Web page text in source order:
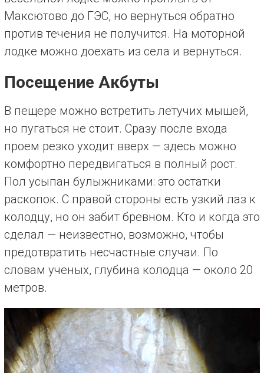
Максютово до ГЭС, но вернуться обратно
против течения не получится. На моторной
лодке можно доехать из села и вернуться.
Посещение Акбуты
В пещере можно встретить летучих мышей,
но пугаться не стоит. Сразу после входа
проем резко уходит вверх — здесь можно
комфортно передвигаться в полный рост.
Пол усыпан булыжниками: это остатки
раскопок. С правой стороны есть узкий лаз к
колодцу, но он забит бревном. Кто и когда это
сделал — неизвестно, возможно, чтобы
предотвратить несчастные случаи. По
словам ученых, глубина колодца — около 20
метров.